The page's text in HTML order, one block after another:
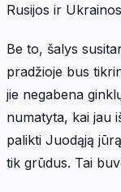
Rusijos ir
Be to, šalys
pradžioje bus
jie negabena
numatyta, kai jau
palikti Juodąją
tik grūdus. Tai